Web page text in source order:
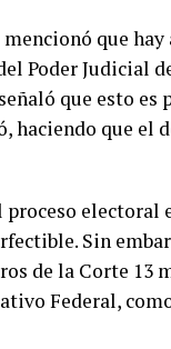
que
Poder Judicial
que esto es
haciendo que el
Sin
de la Corte 13
Federal,